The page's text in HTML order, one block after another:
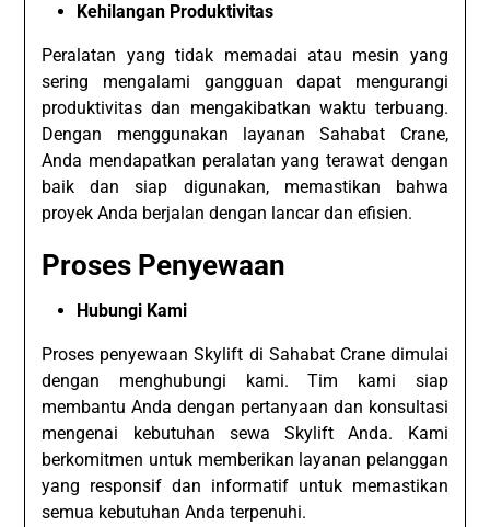
Kehilangan Produktivitas
Peralatan yang tidak memadai atau mesin yang
sering mengalami gangguan dapat mengurangi
produktivitas dan mengakibatkan waktu terbuang.
Dengan menggunakan layanan Sahabat Crane,
Anda mendapatkan peralatan yang terawat dengan
baik dan siap digunakan, memastikan bahwa
proyek Anda berjalan dengan lancar dan efisien.
Proses Penyewaan
Hubungi Kami
Proses penyewaan Skylift di Sahabat Crane dimulai
dengan menghubungi kami. Tim kami siap
membantu Anda dengan pertanyaan dan konsultasi
mengenai kebutuhan sewa Skylift Anda. Kami
berkomitmen untuk memberikan layanan pelanggan
yang responsif dan informatif untuk memastikan
semua kebutuhan Anda terpenuhi.